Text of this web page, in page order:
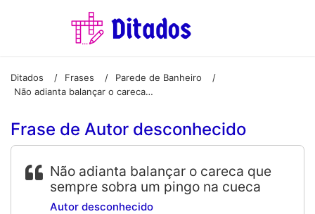
Ditados / Frases / Parede de Banheiro
/
Não adianta balançar o careca que sempre sobra um pingo na cueca
Frase de Autor desconhecido
Não adianta balançar o careca que
sempre sobra um pingo na cueca
Autor desconhecido